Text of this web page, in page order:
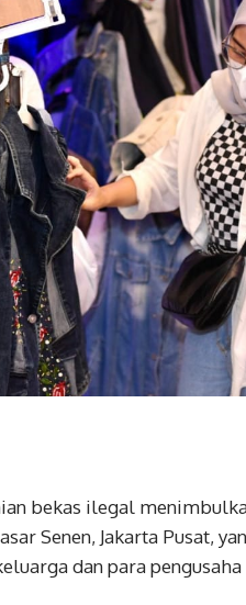
bekas ilegal
Senen, Jakarta Pusat,
dan para